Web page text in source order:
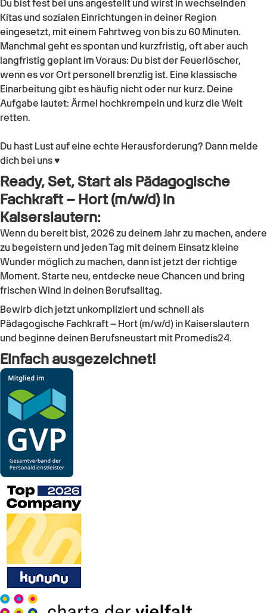
Du bist fest bei uns angestellt und wirst in wechselnden
Kitas und sozialen Einrichtungen in deiner Region
eingesetzt, mit einem Fahrtweg von bis zu 60 Minuten.
Manchmal geht es spontan und kurzfristig, oft aber auch
langfristig geplant im Voraus: Du bist der Feuerlöscher,
wenn es vor Ort personell brenzlig ist. Eine klassische
Einarbeitung gibt es häufig nicht oder nur kurz. Deine
Aufgabe lautet: Ärmel hochkrempeln und kurz die Welt
retten.
Du hast Lust auf eine echte Herausforderung? Dann melde
dich bei uns ♥
Ready, Set, Start als Pädagogische
Fachkraft – Hort (m/w/d)in
Kaiserslautern:
Wenn du bereit bist, 2026 zu deinem Jahr zu machen, andere
zu begeistern und jeden Tag mit deinem Einsatz kleine
Wunder möglich zu machen, dann ist jetzt der richtige
Moment. Starte neu, entdecke neue Chancen und bring
frischen Wind in deinen Berufsalltag.
Bewirb dich jetzt unkompliziert und schnell als
Pädagogische Fachkraft – Hort (m/w/d) in Kaiserslautern
und beginne deinen Berufsneustart mit Promedis24.
Einfach ausgezeichnet!